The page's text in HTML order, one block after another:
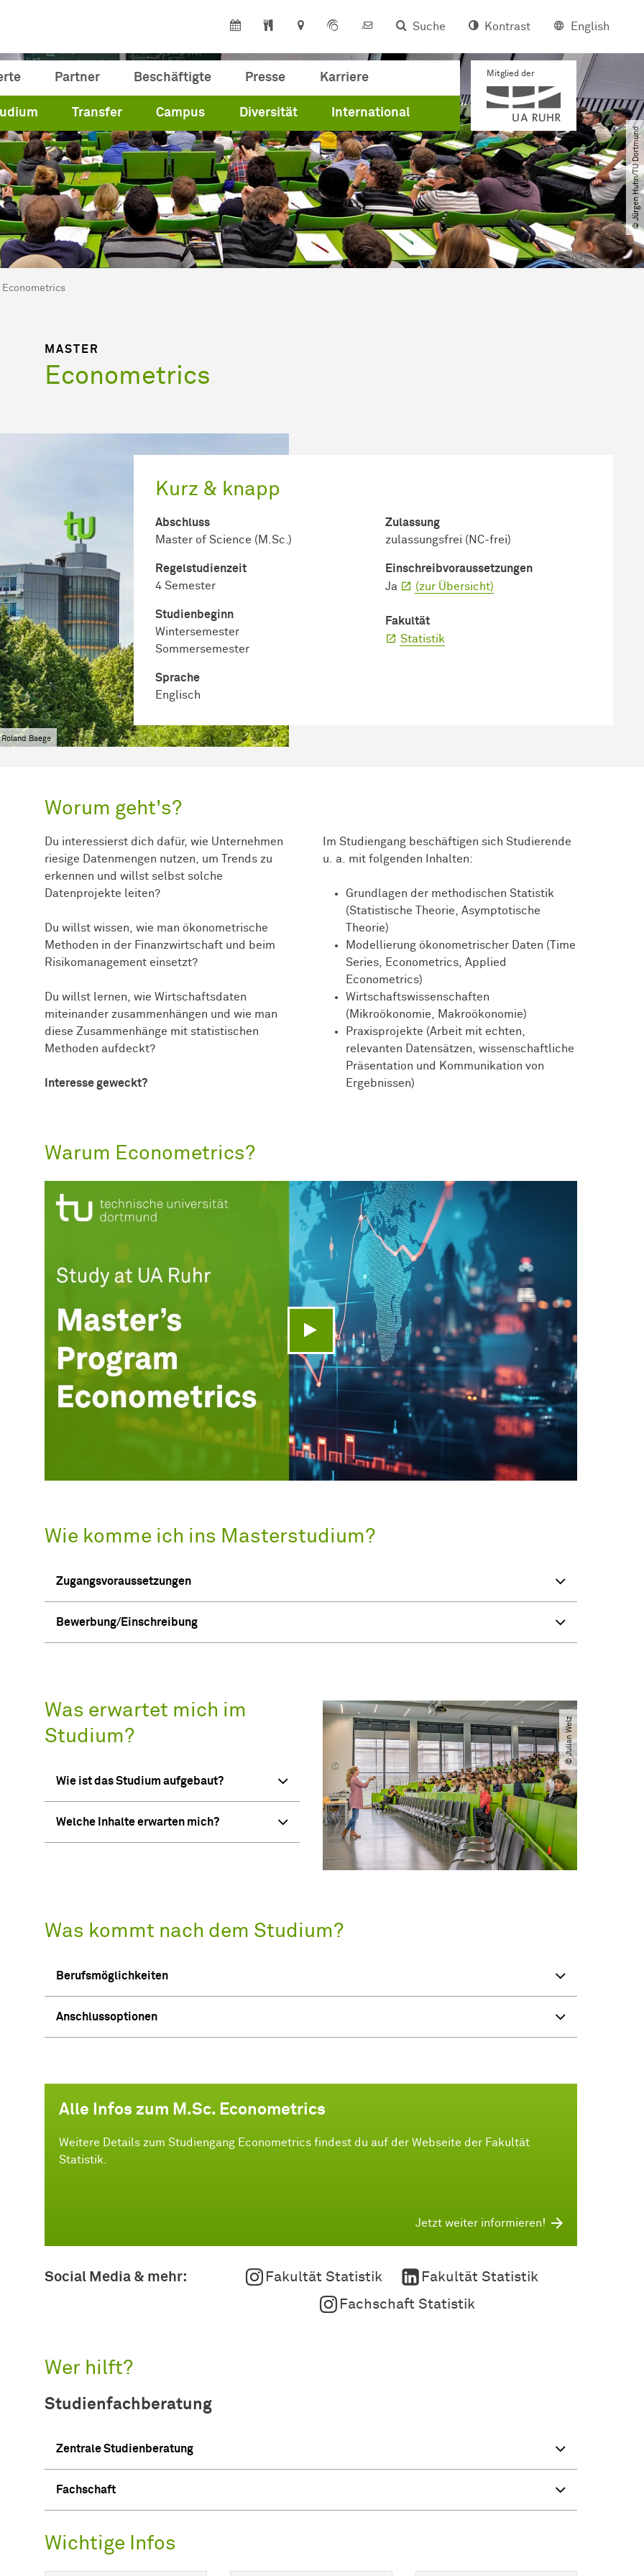
Suche Kontrast English
Partner Beschäftigte Presse Karriere
Transfer Campus Diversität International
Mitglied der
© Jürgen Huhn​/​TU Dortmund
hier:
Econometrics
MASTER
Econometrics
Kurz & knapp
Abschluss
Master of Science (M.Sc.)
Regel­studienzeit
4 Semester
Studienbeginn
Wintersemester
Sommersemester
Sprache
Englisch
Zulassung
zulassungsfrei (NC-frei)
Einschreib­voraussetzungen
Ja
(zur Übersicht)
Fakultät
Statistik
Baege
Worum geht's?
Du interessierst dich dafür, wie Unternehmen
riesige Datenmengen nutzen, um Trends zu
erkennen und willst selbst solche
Datenprojekte leiten?
Du willst wissen, wie man ökonometrische
Methoden in der Finanzwirtschaft und beim
Risikomanagement einsetzt?
Du willst lernen, wie Wirtschaftsdaten
miteinander zusammenhängen und wie man
diese Zusammenhänge mit statistischen
Methoden aufdeckt?
Interesse geweckt?
Im Studiengang beschäftigen sich Studierende
u. a. mit folgenden Inhalten:
Grundlagen der methodischen Statistik
(Statistische Theorie, Asymptotische
Theorie)
Modellierung ökonometrischer Daten (Time
Series, Econometrics, Applied
Econometrics)
Wirtschaftswissenschaften
(Mikroökonomie, Makroökonomie)
Praxisprojekte (Arbeit mit echten,
relevanten Datensätzen, wissenschaftliche
Präsentation und Kommunikation von
Ergebnissen)
Warum Econometrics?
Video abspielen
Wie komme ich ins Masterstudium?
Zugangsvoraussetzungen
Bewerbung/Einschreibung
Was erwartet mich im
Studium?
Wie ist das Studium aufgebaut?
Welche Inhalte erwarten mich?
© Julian Welz
Was kommt nach dem Studium?
Berufsmöglichkeiten
Anschlussoptionen
Alle Infos zum M.Sc. Econometrics
Weitere Details zum Studiengang Econometrics findest du auf der Webseite der Fakultät
Statistik.
Jetzt weiter informieren!
Social Media & mehr: Fakultät Statistik
Fakultät Statistik
Fachschaft Statistik
Wer hilft?
Studienfachberatung
Zentrale Studienberatung
Fachschaft
Wichtige Infos